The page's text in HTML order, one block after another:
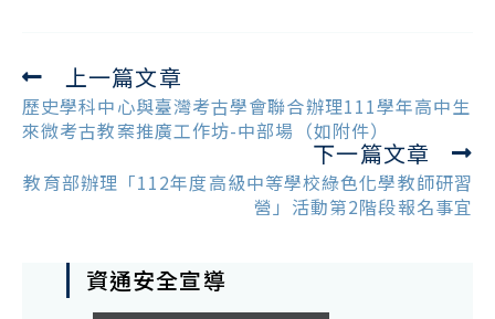
Read
more
articles
上一篇文章
歷史學科中心與臺灣考古學會聯合辦理111學年高中生
來微考古教案推廣工作坊-中部場（如附件）
下一篇文章
教育部辦理「112年度高級中等學校綠色化學教師研習
營」活動第2階段報名事宜
資通安全宣導